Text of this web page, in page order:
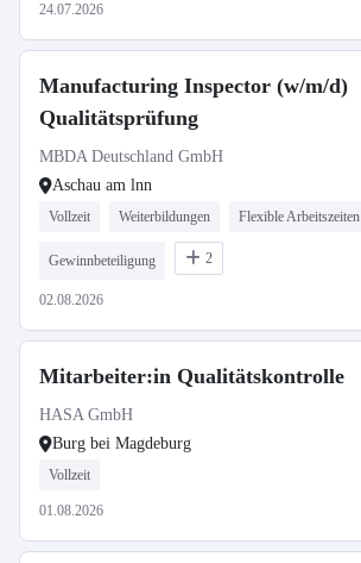
24.07.2026
Manufacturing Inspector (w/m/d)
Qualitätsprüfung
MBDA Deutschland GmbH
Aschau am lnn
Vollzeit Weiterbildungen Flexible Arbeitszeiten
Gewinnbeteiligung 2
02.08.2026
Mitarbeiter:in Qualitätskontrolle
HASA GmbH
Burg bei Magdeburg
Vollzeit
01.08.2026